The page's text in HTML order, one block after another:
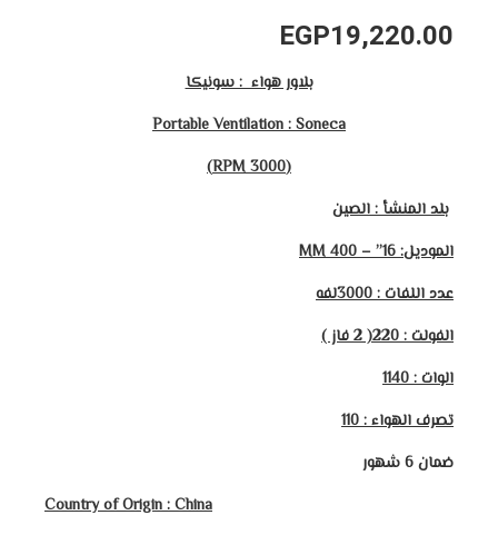
EGP19,220.00
بلاور هواء : سونيكا
Portable Ventilation : Soneca
(3000 RPM)
بلد المنشأ : الصين
الموديل:16” – 400 MM
عدد اللفات : 3000لفه
الفولت : 220(
2فاز )
الوات :1140
تصرف الهواء :110
ضمان 6 شهور
Country of Origin : China